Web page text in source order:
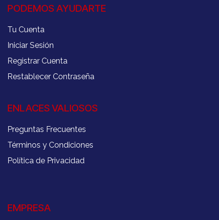
PODEMOS AYUDARTE
Tu Cuenta
Iniciar Sesión
Registrar Cuenta
Restablecer Contraseña
ENLACES VALIOSOS
Preguntas Frecuentes
Términos y Condiciones
Política de Privacidad
EMPRESA